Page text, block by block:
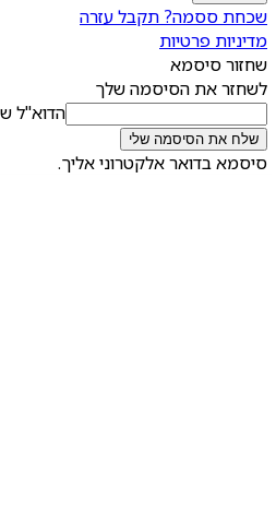
שכחת ססמה? תקבל עזרה
מדיניות פרטיות
שחזור סיסמא
לשחזר את הסיסמה שלך
הדוא"ל
סיסמא בדואר אלקטרוני אליך.